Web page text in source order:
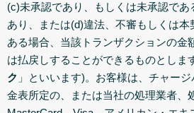
(c)未承認であり、もしくは未承認で
あり、または(d)違法、不審もしくは
ある場合、当該トランザクションの金
は払戻しすることができるものとしま
ク 」といいます)。お客様は、チャー
金表所定の、または当社の処理業者、